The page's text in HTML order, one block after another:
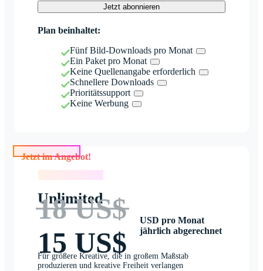
Jetzt abonnieren
Plan beinhaltet:
Fünf Bild-Downloads pro Monat
Ein Paket pro Monat
Keine Quellenangabe erforderlich
Schnellere Downloads
Prioritätssupport
Keine Werbung
Jetzt im Angebot!
Unlimited
18 US$
15 US$
USD pro Monat
jährlich abgerechnet
Für größere Kreative, die in großem Maßstab
produzieren und kreative Freiheit verlangen